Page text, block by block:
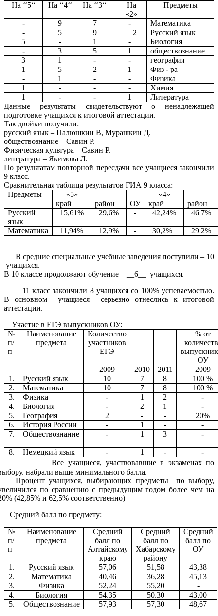
На ‘‘5‘‘ На ‘‘4‘‘ На ‘‘3‘‘
На
«2»
Предметы
- 9 7 -
Математика
-
5 9 2
Русский язык
5
- 1 -
Биология
-
3 5 1
обществознание
3
1 - -
география
1
5 2 1
Физ - ра
-
1 - -
Физика
1
- - -
Химия
1
- - 1
Литература
Данные результаты свидетельствуют о ненадлежащей
подготовке учащихся к итоговой аттестации.
Так двойки получили:
русский язык – Палюшкин В, Мурашкин Д.
обществознание – Савин Р.
Физическая культура – Савин Р.
литература – Якимова Л.
По результатам повторной пересдачи все учащиеся закончили
9 класс.
Сравнительная таблица результатов ГИА 9 класса:
Предметы
«5»
«4»
край
район ОУ край
район
Русский
язык
15,61% 29,6% - 42,24% 46,7%
Математика 11,94% 12,9% - 30,2% 29,2%
В средние специальные учебные заведения поступили – 10
учащихся.
В 10 классе продолжают обучение – __6__ учащихся.
11 класс закончили 8 учащихся со 100% успеваемостью.
В основном учащиеся серьезно отнеслись к итоговой
аттестации.
Участие в ЕГЭ выпускников ОУ:
№
п/
п
Наименование
предмета
Количество
участников
ЕГЭ
% от
ОУ
2009
2010 2011
2009
1.
Русский язык 10 7 8
100 %
2.
Математика 10 7 8
100 %
3.
Физика - 1 2
-
4.
Биология - 2 1
-
5.
География 2 - -
20%
6.
История России - 1 -
-
7.
Обществознание - 1 3 -
8. Немецкий язык - 1 -
-
Все учащиеся, участвовавшие в экзаменах по
набрали выше минимального балла.
Процент учащихся, выбирающих предметы по выбору,
по сравнению с предыдущим годом более чем на
(42,85% и 62,5% соответственно)
Средний балл по предмету:
№
п/
п
Наименование
предмета
Средний
балл по
Алтайскому
краю
Средний
балл по
Хабарскому
району
Средний
балл по
ОУ
1. Русский язык 57,06 51,58
43,38
2.
Математика 40,46 36,28
45,13
3.
Физика 52,24 55,20
-
4.
Биология 54,35 50,30
43,00
5.
Обществознание 57,93 57,30 48,67